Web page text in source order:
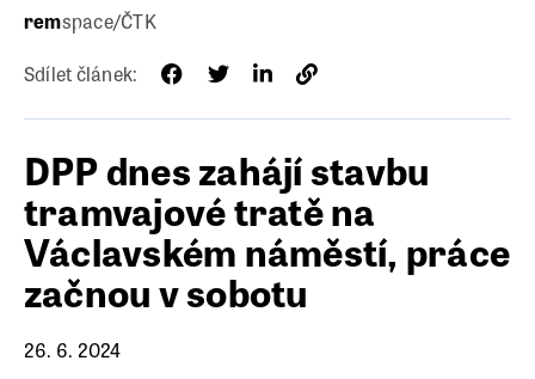
remspace/ČTK
Sdílet článek:
DPP dnes zahájí stavbu
tramvajové tratě na
Václavském náměstí, práce
začnou v sobotu
26. 6. 2024